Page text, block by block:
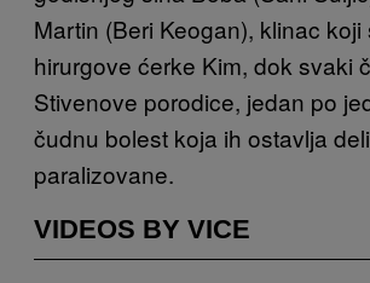
Martin (Beri Keogan), klinac
hirurgove ćerke Kim, dok svaki
Stivenove porodice, jedan po
čudnu bolest koja ih ostavlja
paralizovane.
VIDEOS BY VICE